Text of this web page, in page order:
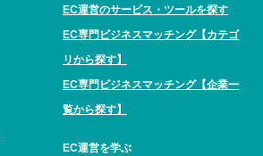
EC運営のサービス・ツールを探す
EC専門ビジネスマッチング【カテゴ
リから探す】
EC専門ビジネスマッチング【企業一
覧から探す】
EC運営を学ぶ